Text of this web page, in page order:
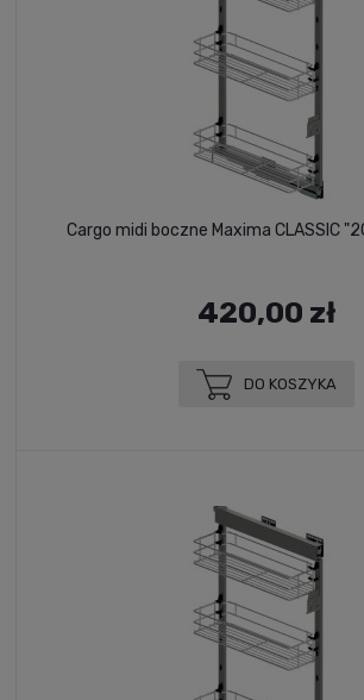
Cargo midi boczne Maxima CLASSIC
420,00 zł
DO KOSZYKA